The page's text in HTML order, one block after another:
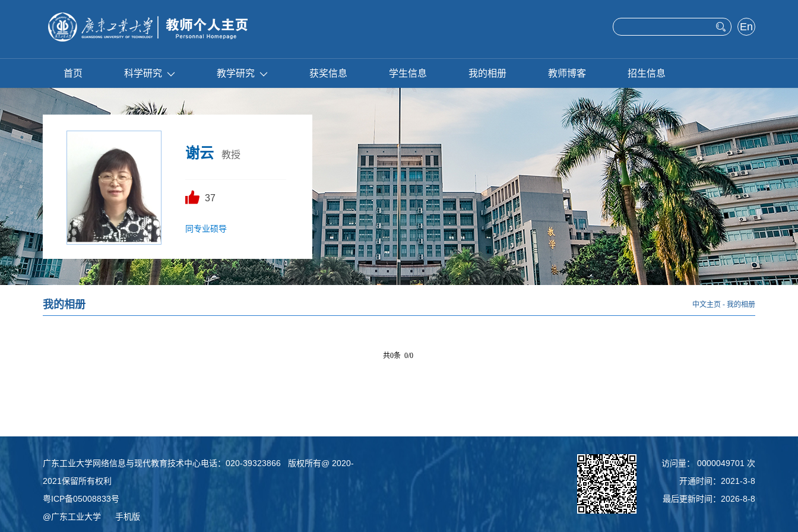
En
h
首页 科学研究 教学研究 获奖信息 学生信息 我的相册 教师博客 招生信息
谢云 教授
37
同专业硕导
我的相册 中文主页 - 我的相册
共0条 0/0
广东工业大学网络信息与现代教育技术中心电话：020-39323866 版权所有@ 2020-
2021保留所有权利
粤ICP备05008833号
@广东工业大学
手机版
访问量： 0000049701 次
开通时间： 2021-3-8
最后更新时间： 2026-8-8